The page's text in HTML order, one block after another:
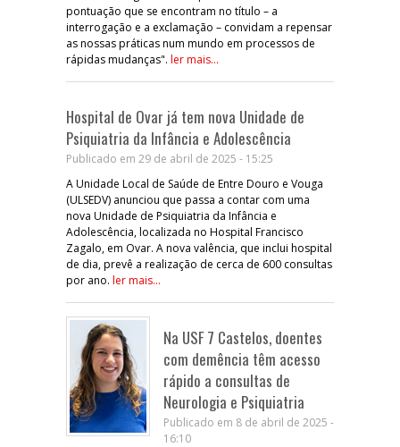
pontuação que se encontram no título – a
interrogação e a exclamação – convidam a repensar
as nossas práticas num mundo em processos de
rápidas mudanças". ler mais...
Hospital de Ovar já tem nova Unidade de
Psiquiatria da Infância e Adolescência
Publicado em 29 de abril de 2025 - 15:25
A Unidade Local de Saúde de Entre Douro e Vouga
(ULSEDV) anunciou que passa a contar com uma
nova Unidade de Psiquiatria da Infância e
Adolescência, localizada no Hospital Francisco
Zagalo, em Ovar. A nova valência, que inclui hospital
de dia, prevê a realização de cerca de 600 consultas
por ano. ler mais...
Na USF 7 Castelos, doentes
com demência têm acesso
rápido a consultas de
Neurologia e Psiquiatria
Publicado em 8 de abril de 2025 -
16:10